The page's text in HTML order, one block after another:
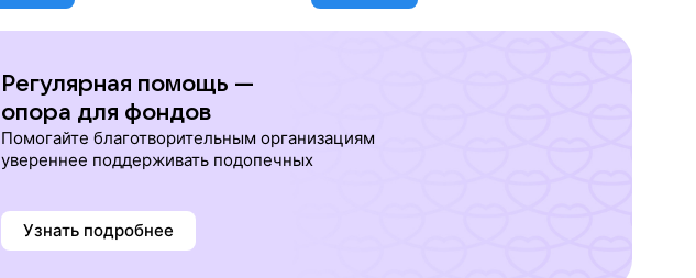
Регулярная помощь —
опора для фондов
Помогайте благотворительным организациям
увереннее поддерживать подопечных
Узнать подробнее